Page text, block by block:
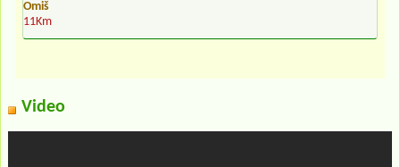
Omiš
11Km
Video